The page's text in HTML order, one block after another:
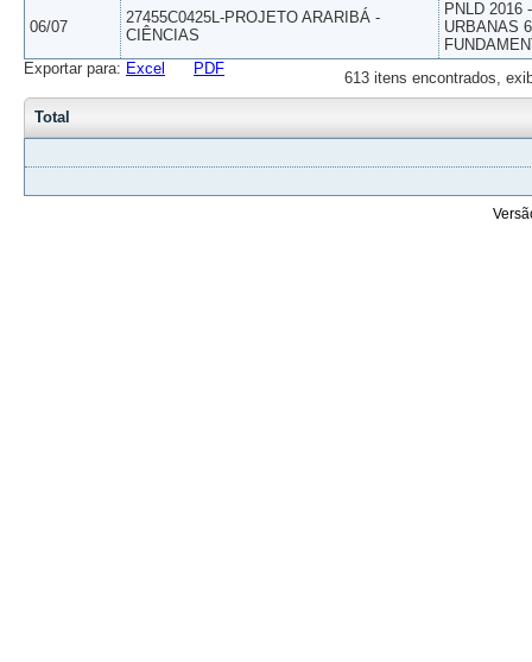
06/07
27455C0425L-PROJETO ARARIBÁ -
CIÊNCIAS
PNLD 2016
URBANAS
613 itens encontrados,
Exportar para: Excel PDF
Total